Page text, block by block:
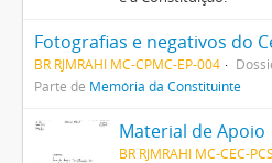
BR RJMRAHI MC-CPMC-EP-004
Parte de Memória da Constituinte
Material de Apoio
BR RJMRAHI MC-CEC-